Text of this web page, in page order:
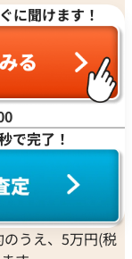
イムは、カラフル
特に、製造数が
ージ市場で需要
一般的な時計と
ます。お客様にと
ちにとって何よ
た信頼を裏切らな
高価買取を実現
クロノタイム
のご売却をお考
ださい。お客様
るよう、査定員
に聞けます！
で完了！
うえ、5万円(税